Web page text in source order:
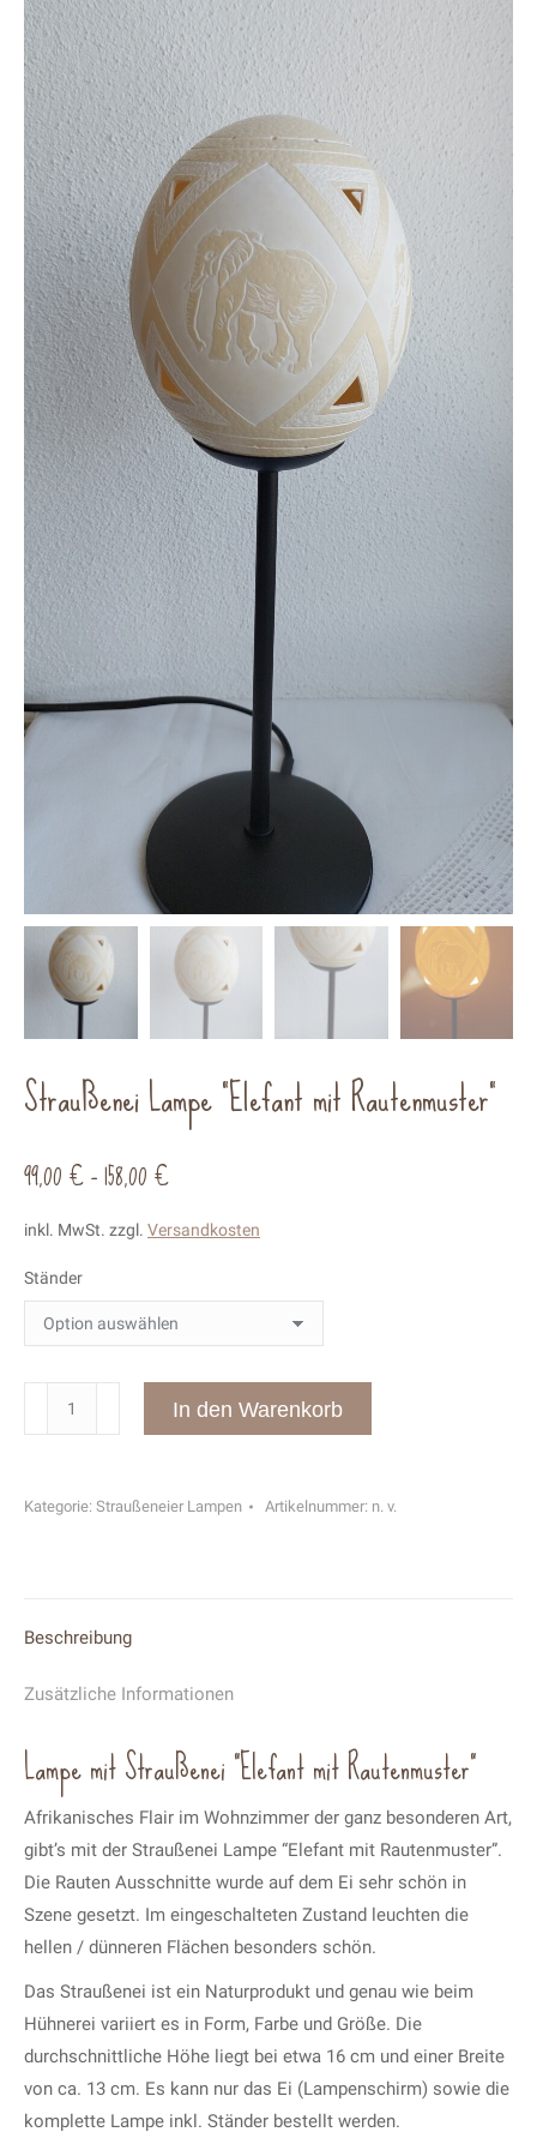
Straußenei Lampe “Elefant mit Rautenmuster”
99,00€–158,00€
inkl. MwSt. zzgl. Versandkosten
Ständer
Lampe
In den Warenkorb
Kategorie: Straußeneier Lampen Artikelnummer: n. v.
Beschreibung
Zusätzliche Informationen
Lampe mit Straußenei “Elefant mit Rautenmuster”
Afrikanisches Flair im Wohnzimmer der ganz besonderen Art,
gibt’s mit der Straußenei Lampe “Elefant mit Rautenmuster”.
Die Rauten Ausschnitte wurde auf dem Ei sehr schön in
Szene gesetzt. Im eingeschalteten Zustand leuchten die
hellen / dünneren Flächen besonders schön.
Das Straußenei ist ein Naturprodukt und genau wie beim
Hühnerei variiert es in Form, Farbe und Größe. Die
durchschnittliche Höhe liegt bei etwa 16 cm und einer Breite
von ca. 13 cm. Es kann nur das Ei (Lampenschirm) sowie die
komplette Lampe inkl. Ständer bestellt werden.